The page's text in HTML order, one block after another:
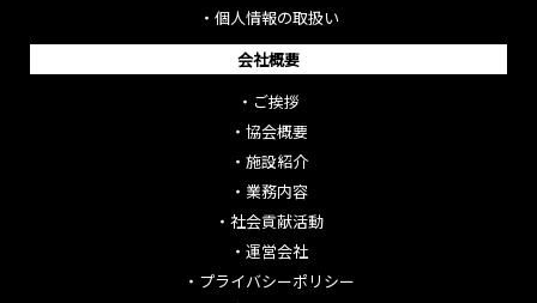
・ 個人情報の取扱い
会社概要
・ ご挨拶
・ 協会概要
・ 施設紹介
・ 業務内容
・ 社会貢献活動
・ 運営会社
・ プライバシーポリシー